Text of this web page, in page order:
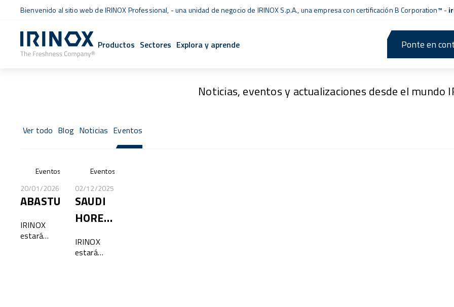
Bienvenido al sitio web de IRINOX Professional, - una unidad de negocio de IRINOX S.p.A., una empresa concertificación B Corporation™ -
Productos Sectores Explora y aprende Ponte en
Noticias y eventos
Noticias, eventos y actualizaciones desde el mundo
Ver todo Blog Noticias Eventos
Eventos
20/01/2026
ABASTUR
IRINOX
estará
Eventos
02/12/2025
SAUDI
HORECA
2025
IRINOX
estará